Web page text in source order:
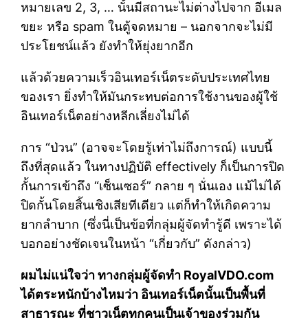
หมายเลข 2, 3, … นั้นมีสถานะไม่ต่างไปจาก อีเมล
ขยะ หรือ spam ในตู้จดหมาย – นอกจากจะไม่มี
ประโยชน์แล้ว ยังทำให้ยุ่งยากอีก
แล้วด้วยความเร็วอินเทอร์เน็ตระดับประเทศไทย
ของเรา ยิ่งทำให้มันกระทบต่อการใช้งานของผู้ใช้
อินเทอร์เน็ตอย่างหลีกเลี่ยงไม่ได้
การ “ป่วน” (อาจจะโดยรู้เท่าไม่ถึงการณ์) แบบนี้
ถึงที่สุดแล้ว ในทางปฏิบัติ effectively ก็เป็นการปิด
กั้นการเข้าถึง “เซ็นเซอร์” กลาย ๆ นั่นเอง แม้ไม่ได้
ปิดกั้นโดยสิ้นเชิงเสียทีเดียว แต่ก็ทำให้เกิดความ
ยากลำบาก (ซึ่งนี่เป็นข้อที่กลุ่มผู้จัดทำรู้ดี เพราะได้
บอกอย่างชัดเจนในหน้า “เกี่ยวกับ” ดังกล่าว)
ผมไม่แน่ใจว่า ทางกลุ่มผู้จัดทำ RoyalVDO.com
ได้ตระหนักบ้างไหมว่า อินเทอร์เน็ตนั้นเป็นพื้นที่
สาธารณะ ที่ชาวเน็ตทุกคนเป็นเจ้าของร่วมกัน